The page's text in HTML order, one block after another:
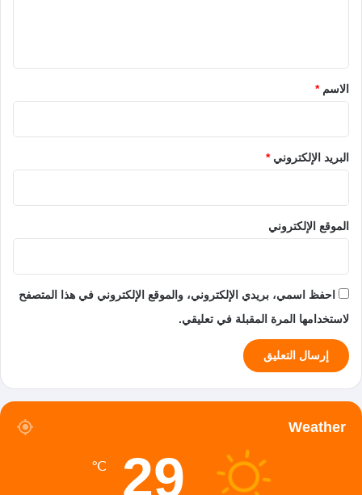
*
الاسم*
البريد الإلكتروني*
الموقع الإلكتروني
احفظ اسمي، بريدي الإلكتروني، والموقع الإلكتروني في هذا المتصفح
لاستخدامها المرة المقبلة في تعليقي.
Weather
29
℃